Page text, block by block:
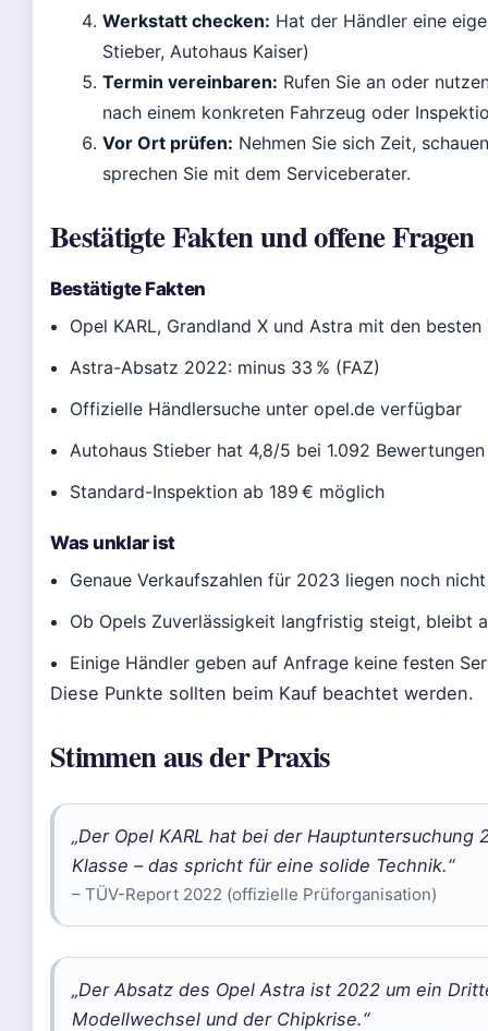
Werkstatt checken: Hat der Händler eine
Stieber, Autohaus Kaiser)
Termin vereinbaren: Rufen Sie an oder
nach einem konkreten Fahrzeug oder
Vor Ort prüfen: Nehmen Sie sich Zeit,
sprechen Sie mit dem Serviceberater.
Bestätigte Fakten und offene Fragen
Bestätigte Fakten
Opel KARL, Grandland X und Astra mit den
Astra-Absatz 2022: minus 33 % (FAZ)
Offizielle Händlersuche unter opel.de verfügbar
Autohaus Stieber hat 4,8/5 bei 1.092
Standard-Inspektion ab 189 € möglich
Was unklar ist
Genaue Verkaufszahlen für 2023 liegen noch
Ob Opels Zuverlässigkeit langfristig steigt, bleibt
Einige Händler geben auf Anfrage keine festen
Diese Punkte sollten beim Kauf beachtet werden.
Stimmen aus der Praxis
„Der Opel KARL hat bei der
Klasse – das spricht für eine solide Technik.“
– TÜV-Report 2022 (offizielle Prüforganisation)
„Der Absatz des Opel Astra ist 2022 um ein
Modellwechsel und der Chipkrise.“